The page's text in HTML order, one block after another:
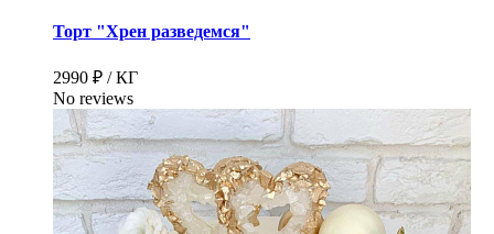
Торт "Хрен разведемся"
2990 ₽ / КГ
No reviews